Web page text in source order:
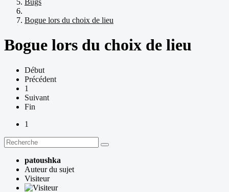
Bugs
Bogue lors du choix de lieu
Bogue lors du choix de lieu
Début
Précédent
1
Suivant
Fin
1
patoushka
Auteur du sujet
Visiteur